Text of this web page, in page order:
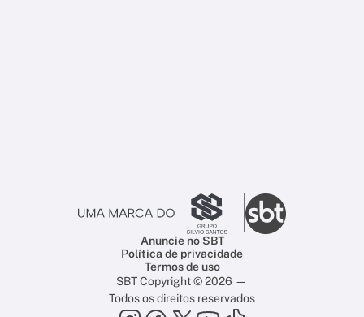
Anuncie no SBT
Política de privacidade
Termos de uso
SBT Copyright © 2026 —
Todos os direitos reservados